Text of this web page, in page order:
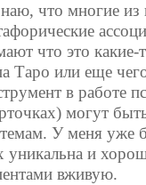
что многие из
что это
Таро или еще
в работе
могут
У меня уже
уникальна и
вживую.